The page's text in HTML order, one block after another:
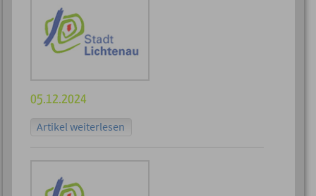
05.12.2024
Artikel weiterlesen